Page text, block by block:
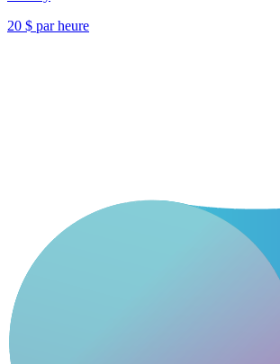
20 $ par heure